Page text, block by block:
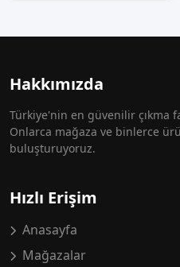
Hakkımızda
Türkiye'nin en güvenilir çıkma
Onlarca mağaza ve binlerce
buluşturuyoruz.
Hızlı Erişim
Anasayfa
Mağazalar